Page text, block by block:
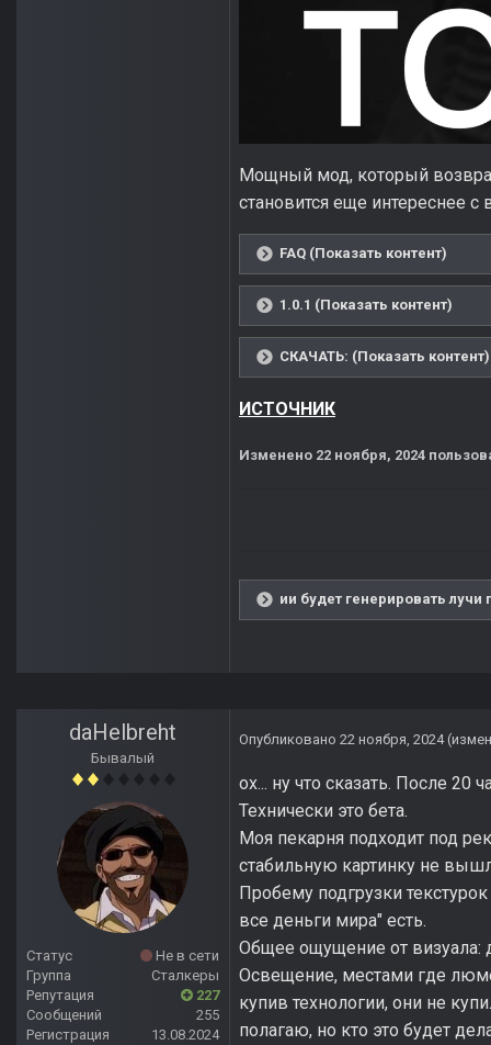
Мощный мод, который
становится еще интереснее
FAQ (Показать контент)
1.0.1 (Показать контент)
СКАЧАТЬ: (Показать контент)
ИСТОЧНИК
Изменено 22 ноября, 2024
ии будет генерировать
daHelbreht
Бывалый
Статус
Не в сети
Группа
Сталкеры
Репутация
227
Сообщений
255
Регистрация
13.08.2024
Опубликовано 22 ноября, 2024
ох... ну что сказать. После 20
Технически это бета.
Моя пекарня подходит под
стабильную картинку не
Пробему подгрузки
все деньги мира" есть.
Общее ощущение от визуала:
Освещение, местами где
купив технологии, они не
полагаю, но кто это будет